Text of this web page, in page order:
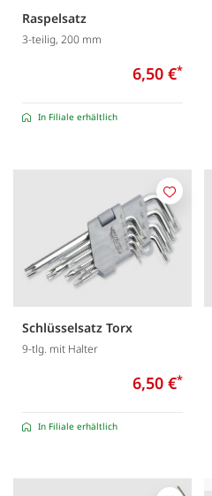
Raspelsatz
3-teilig, 200 mm
6,50 €*
In Filiale erhältlich
Schlüsselsatz Torx
9-tlg. mit Halter
6,50 €*
In Filiale erhältlich
Merken